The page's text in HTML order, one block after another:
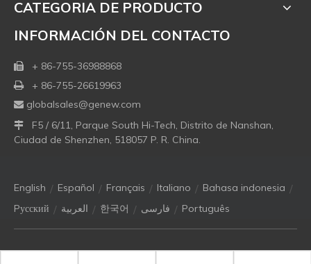
CATEGORIA DE PRODUCTO
INFORMACIÓN DEL CONTACTO
 + 86-755-36988868
 + 86-755-26619963
 globalsales@genew.com
 F5 / 6/11, Parque South Hi-Tech, Distrito de Nanshan,
Ciudad de Shenzhen, 518057 P. R. China.
English / Español / Français / Italiano / Bahasa indonesia /
Pусский / العربية / 한국어 / فارسی / Português
Copyright © 2021 Genew Technologies Co. Ltd. Todos los